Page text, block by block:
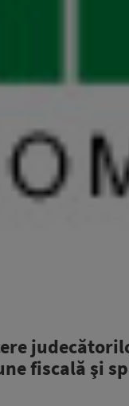
fiscală şi